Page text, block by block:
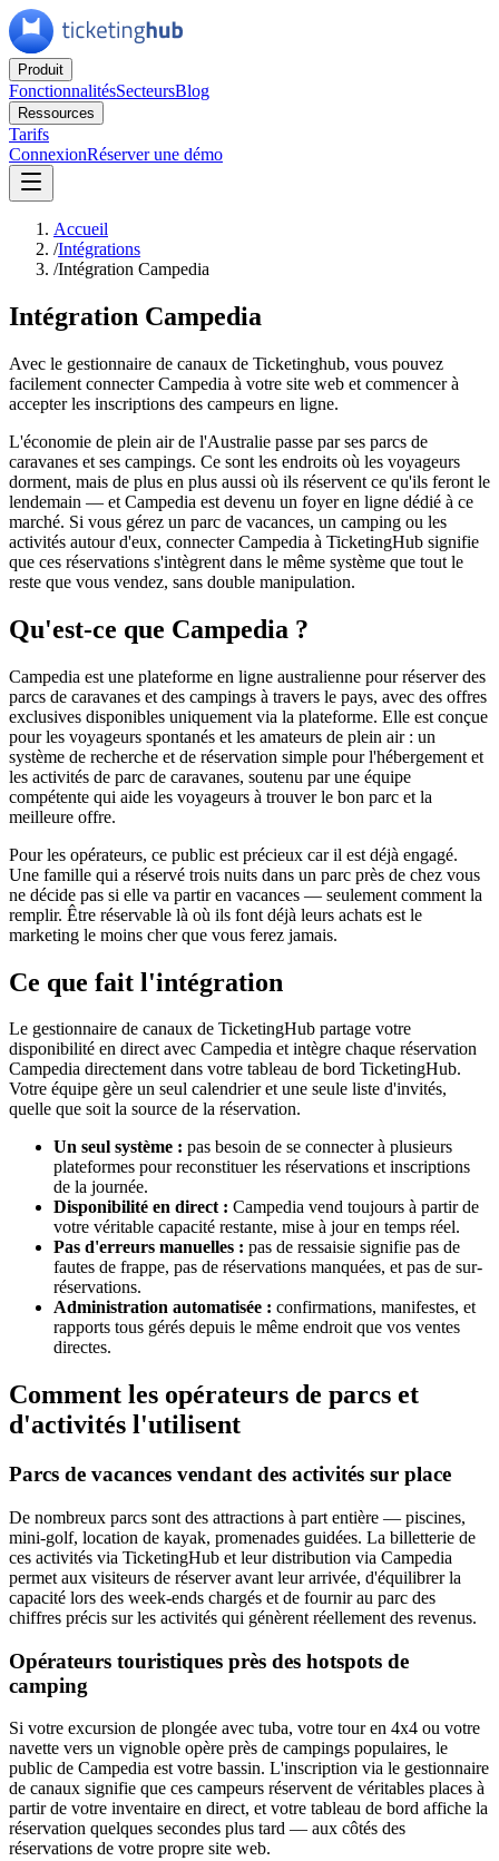
Produit
FonctionnalitésSecteursBlog
Ressources
Tarifs
ConnexionRéserver une démo
Accueil
/Intégrations
/Intégration Campedia
Intégration Campedia
Avec le gestionnaire de canaux de Ticketinghub, vous pouvez
facilement connecter Campedia à votre site web et commencer à
accepter les inscriptions des campeurs en ligne.
L'économie de plein air de l'Australie passe par ses parcs de
caravanes et ses campings. Ce sont les endroits où les voyageurs
dorment, mais de plus en plus aussi où ils réservent ce qu'ils feront le
lendemain — et Campedia est devenu un foyer en ligne dédié à ce
marché. Si vous gérez un parc de vacances, un camping ou les
activités autour d'eux, connecter Campedia à TicketingHub signifie
que ces réservations s'intègrent dans le même système que tout le
reste que vous vendez, sans double manipulation.
Qu'est-ce que Campedia ?
Campedia est une plateforme en ligne australienne pour réserver des
parcs de caravanes et des campings à travers le pays, avec des offres
exclusives disponibles uniquement via la plateforme. Elle est conçue
pour les voyageurs spontanés et les amateurs de plein air : un
système de recherche et de réservation simple pour l'hébergement et
les activités de parc de caravanes, soutenu par une équipe
compétente qui aide les voyageurs à trouver le bon parc et la
meilleure offre.
Pour les opérateurs, ce public est précieux car il est déjà engagé.
Une famille qui a réservé trois nuits dans un parc près de chez vous
ne décide pas si elle va partir en vacances — seulement comment la
remplir. Être réservable là où ils font déjà leurs achats est le
marketing le moins cher que vous ferez jamais.
Ce que fait l'intégration
Le gestionnaire de canaux de TicketingHub partage votre
disponibilité en direct avec Campedia et intègre chaque réservation
Campedia directement dans votre tableau de bord TicketingHub.
Votre équipe gère un seul calendrier et une seule liste d'invités,
quelle que soit la source de la réservation.
Un seul système : pas besoin de se connecter à plusieurs
plateformes pour reconstituer les réservations et inscriptions
de la journée.
Disponibilité en direct : Campedia vend toujours à partir de
votre véritable capacité restante, mise à jour en temps réel.
Pas d'erreurs manuelles : pas de ressaisie signifie pas de
fautes de frappe, pas de réservations manquées, et pas de sur-
réservations.
Administration automatisée : confirmations, manifestes, et
rapports tous gérés depuis le même endroit que vos ventes
directes.
Comment les opérateurs de parcs et
d'activités l'utilisent
Parcs de vacances vendant des activités sur place
De nombreux parcs sont des attractions à part entière — piscines,
mini-golf, location de kayak, promenades guidées. La billetterie de
ces activités via TicketingHub et leur distribution via Campedia
permet aux visiteurs de réserver avant leur arrivée, d'équilibrer la
capacité lors des week-ends chargés et de fournir au parc des
chiffres précis sur les activités qui génèrent réellement des revenus.
Opérateurs touristiques près des hotspots de
camping
Si votre excursion de plongée avec tuba, votre tour en 4x4 ou votre
navette vers un vignoble opère près de campings populaires, le
public de Campedia est votre bassin. L'inscription via le gestionnaire
de canaux signifie que ces campeurs réservent de véritables places à
partir de votre inventaire en direct, et votre tableau de bord affiche la
réservation quelques secondes plus tard — aux côtés des
réservations de votre propre site web.